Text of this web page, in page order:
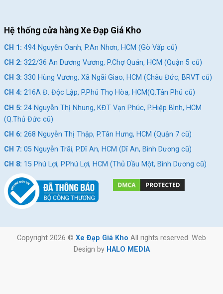
Hệ thống cửa hàng Xe Đạp Giá Kho
CH 1: 494 Nguyễn Oanh, P.An Nhơn, HCM (Gò Vấp cũ)
CH 2: 322/36 An Dương Vương, P.Chợ Quán, HCM (Quận 5 cũ)
CH 3: 330 Hùng Vương, Xã Ngãi Giao, HCM (Châu Đức, BRVT cũ)
CH 4: 216A Đ. Độc Lập, P.Phú Thọ Hòa, HCM(Q.Tân Phú cũ)
CH 5: 24 Nguyễn Thị Nhung, KĐT Vạn Phúc, P.Hiệp Bình, HCM
(Q.Thủ Đức cũ)
CH 6: 268 Nguyễn Thị Thập, P.Tân Hưng, HCM (Quận 7 cũ)
CH 7: 05 Nguyễn Trãi, P.Dĩ An, HCM (Dĩ An, Bình Dương cũ)
CH 8: 15 Phú Lợi, P.Phú Lợi, HCM (Thủ Dầu Một, Bình Dương cũ)
Copyright 2026 © Xe Đạp Giá Kho All rights reserved. Web
Design by HALO MEDIA